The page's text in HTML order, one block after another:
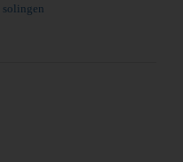
solingen